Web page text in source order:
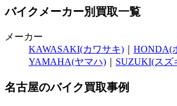
バイクメーカー別買取一覧
メーカー
KAWASAKI(カワサキ)
HONDA(
YAMAHA(ヤマハ)
SUZUKI(スズ
名古屋のバイク買取事例